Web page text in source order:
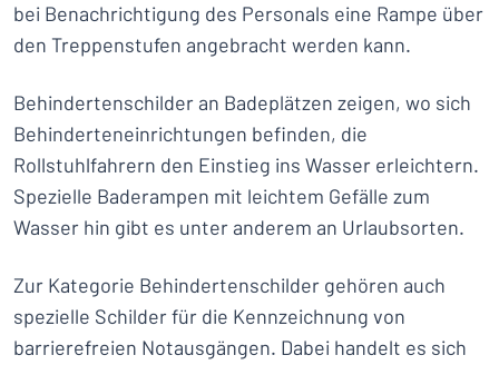
bei Benachrichtigung des Personals eine Rampe über
den Treppenstufen angebracht werden kann.
Behindertenschilder an Badeplätzen zeigen, wo sich
Behinderteneinrichtungen befinden, die
Rollstuhlfahrern den Einstieg ins Wasser erleichtern.
Spezielle Baderampen mit leichtem Gefälle zum
Wasser hin gibt es unter anderem an Urlaubsorten.
Zur Kategorie Behindertenschilder gehören auch
spezielle Schilder für die Kennzeichnung von
barrierefreien Notausgängen. Dabei handelt es sich